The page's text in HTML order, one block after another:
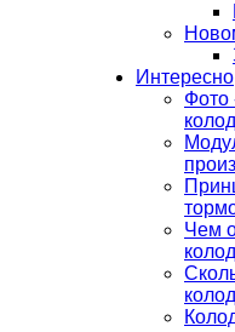
Интересно
Фото
Чем